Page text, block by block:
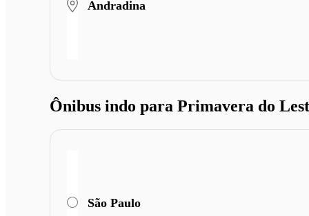
Andradina
Ônibus indo para Primavera do
São Paulo